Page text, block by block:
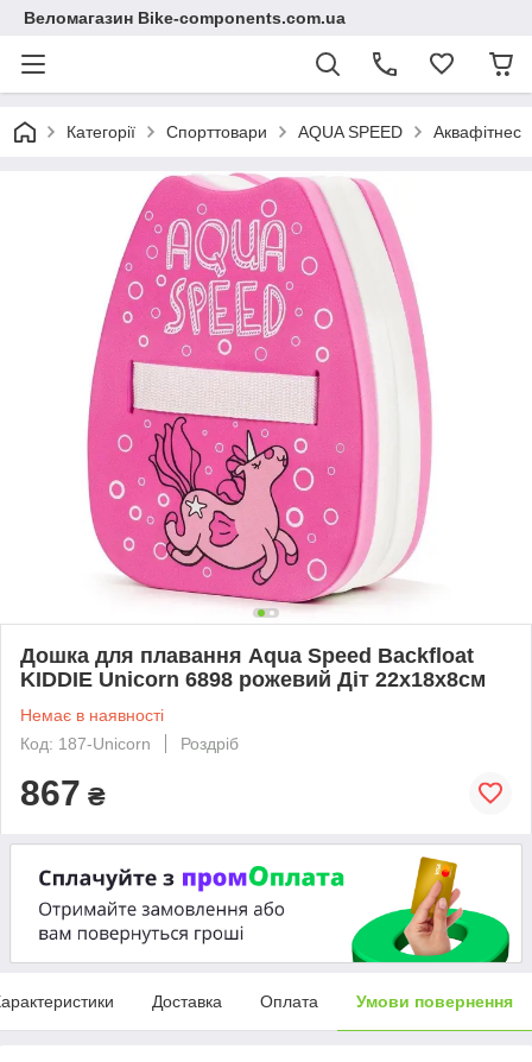
Веломагазин Bike-components.com.ua
Категорії Спорттовари AQUA SPEED Аквафітнес
Дошка для плавання Aqua Speed ​​Backfloat
KIDDIE Unicorn 6898 рожевий Діт 22х18х8см
Немає в наявності
Код: 187-Unicorn
Роздріб
867 ₴
Доставка Оплата Умови повернення